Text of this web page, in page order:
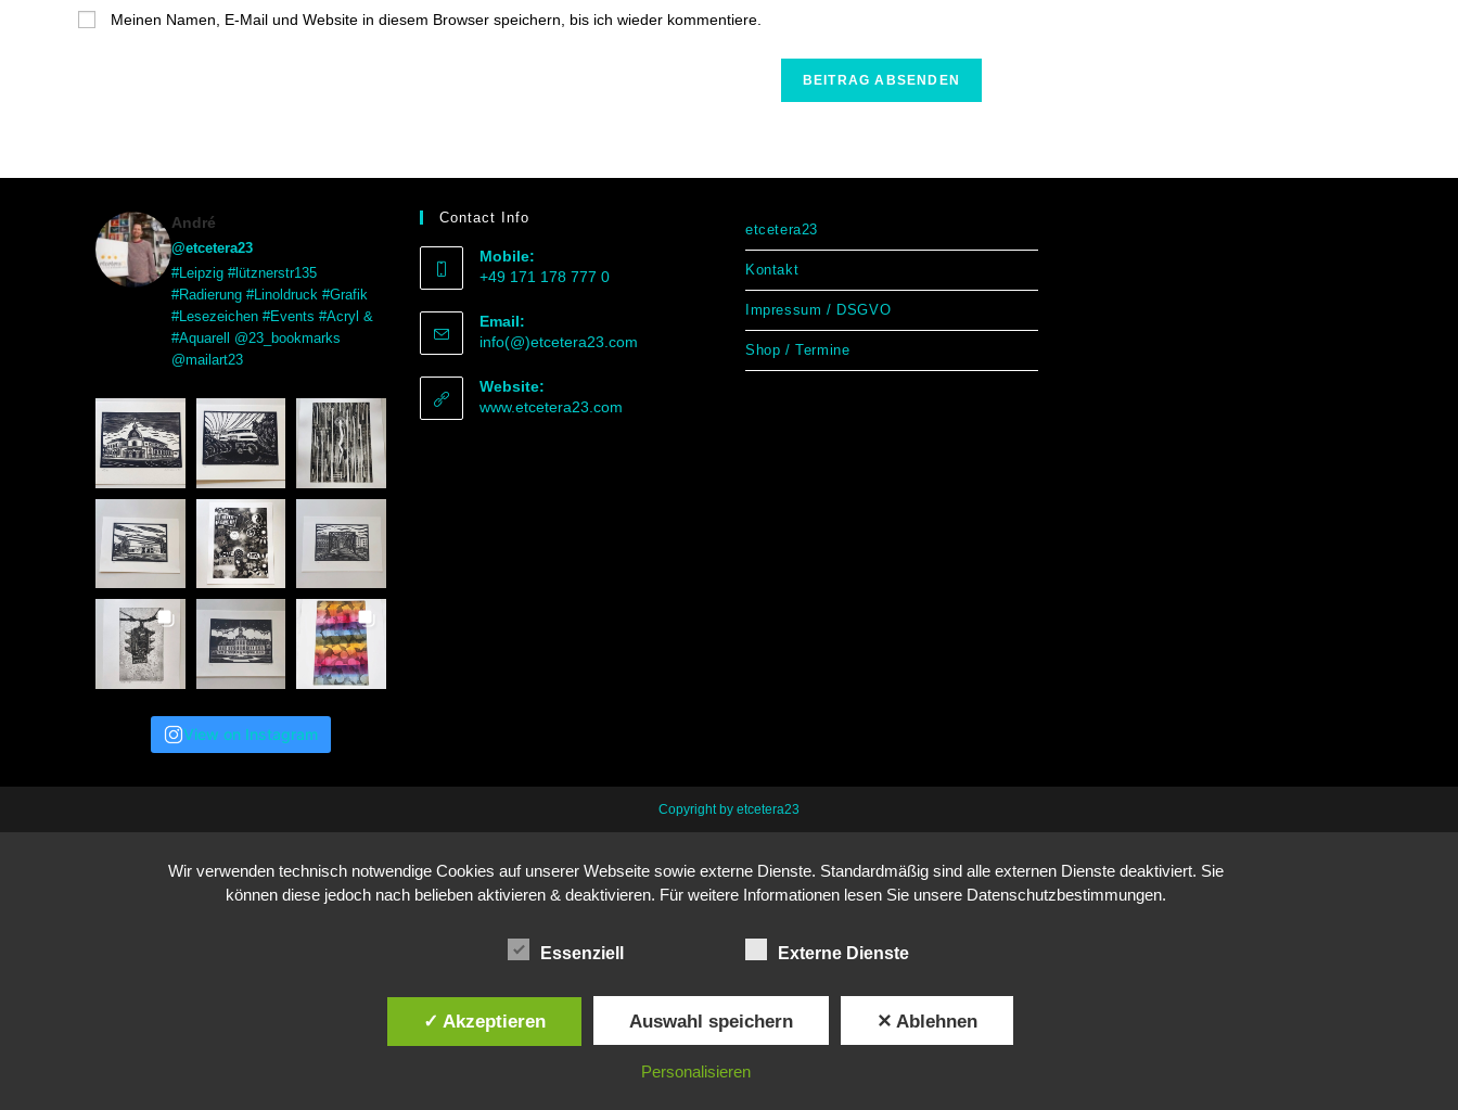
Meinen Namen, E-Mail und Website in diesem Browser speichern, bis ich wieder kommentiere.
André
@etcetera23
#Leipzig #lütznerstr135
#Radierung #Linoldruck #Grafik
#Lesezeichen #Events #Acryl &
#Aquarell @23_bookmarks
@mailart23
View on Instagram
Contact Info
Mobile:
+49 171 178 777 0
Email:
info(@)etcetera23.com
Website:
www.etcetera23.com
etcetera23
Kontakt
Impressum / DSGVO
Shop / Termine
Copyright by etcetera23
Wir verwenden technisch notwendige Cookies auf unserer Webseite sowie externe Dienste. Standardmäßig sind alle externen Dienste deaktiviert. Sie
können diese jedoch nach belieben aktivieren & deaktivieren. Für weitere Informationen lesen Sie unsere Datenschutzbestimmungen.
Essenziell Externe Dienste
✓ Akzeptieren Auswahl speichern ✕ Ablehnen
Personalisieren